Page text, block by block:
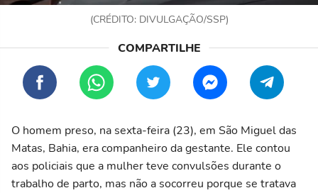
(CRÉDITO: DIVULGAÇÃO/SSP)
O homem preso, na sexta-feira (23), em São Miguel das
Matas, Bahia, era companheiro da gestante. Ele contou
aos policiais que a mulher teve convulsões durante o
trabalho de parto, mas não a socorreu porque se tratava